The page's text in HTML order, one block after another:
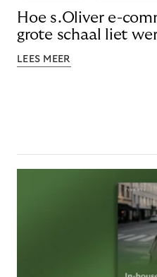
Hoe s.Oliver e-
grote schaal liet
LEES MEER